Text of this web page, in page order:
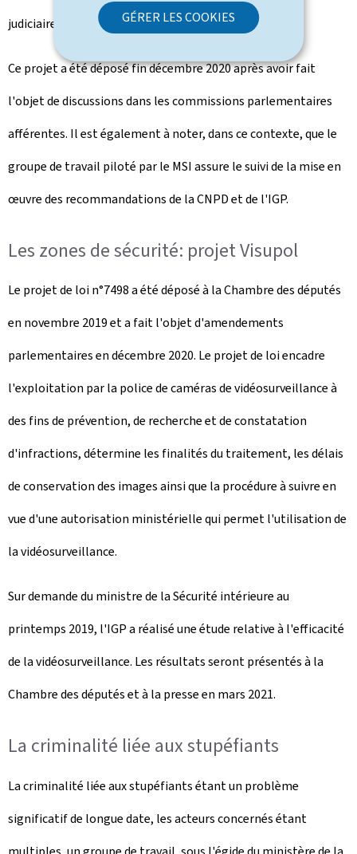
GÉRER LES COOKIES
judiciaires.
Ce projet a été déposé fin décembre 2020 après avoir fait
l'objet de discussions dans les commissions parlementaires
afférentes. Il est également à noter, dans ce contexte, que le
groupe de travail piloté par le MSI assure le suivi de la mise en
œuvre des recommandations de la CNPD et de l'IGP.
Les zones de sécurité: projet Visupol
Le projet de loi n°7498 a été déposé à la Chambre des députés
en novembre 2019 et a fait l'objet d'amendements
parlementaires en décembre 2020. Le projet de loi encadre
l'exploitation par la police de caméras de vidéosurveillance à
des fins de prévention, de recherche et de constatation
d'infractions, détermine les finalités du traitement, les délais
de conservation des images ainsi que la procédure à suivre en
vue d'une autorisation ministérielle qui permet l'utilisation de
la vidéosurveillance.
Sur demande du ministre de la Sécurité intérieure au
printemps 2019, l'IGP a réalisé une étude relative à l'efficacité
de la vidéosurveillance. Les résultats seront présentés à la
Chambre des députés et à la presse en mars 2021.
La criminalité liée aux stupéfiants
La criminalité liée aux stupéfiants étant un problème
significatif de longue date, les acteurs concernés étant